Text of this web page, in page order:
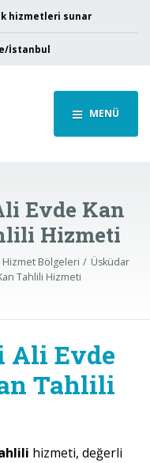
hizmetleri sunar
İstanbul
MENÜ
Evde Kan
Hizmeti
Hizmet Bölgeleri
Üsküdar
Tahlili Hizmeti
Ali Evde
Tahlili
hizmeti, değerli